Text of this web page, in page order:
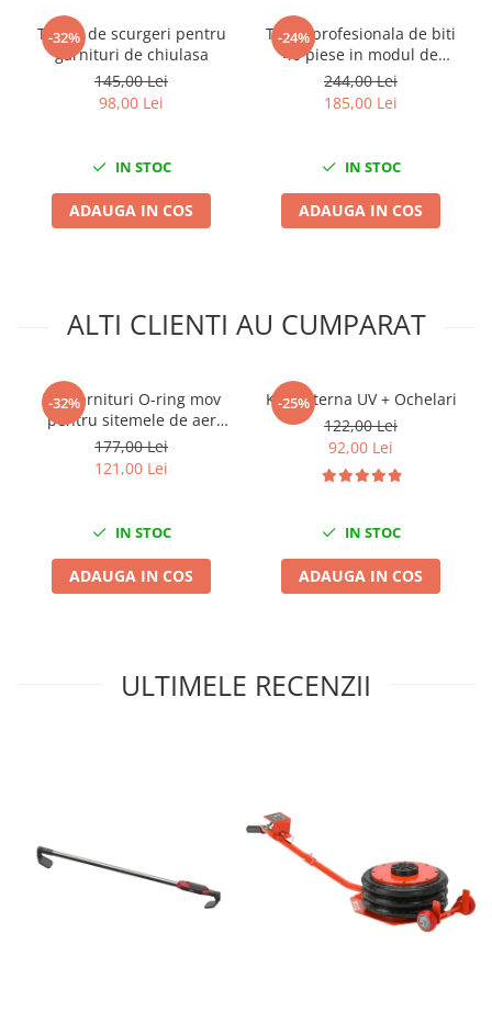
Dacia
Land Rover
Mazda
Renault
Rover
Universale
Scule Pneumatice
Filtre Pneumatice
Furtune Aer Comprimat
Masini de gaurit si taiat
-32%
Tester de scurgeri pentru
garnituri de chiulasa
145,00 Lei
98,00 Lei
IN STOC
ADAUGA IN COS
-24%
Trusa profesionala de biti
40 piese in modul de
spuma
244,00 Lei
185,00 Lei
IN STOC
ADAUGA IN COS
ALTI CLIENTI AU CUMPARAT
-32%
Set garnituri O-ring mov
pentru sitemele de aer
conditionat sau clima 265
piese
177,00 Lei
121,00 Lei
IN STOC
ADAUGA IN COS
-25%
Kit lanterna UV + Ochelari
122,00 Lei
92,00 Lei
IN STOC
ADAUGA IN COS
ULTIMELE RECENZII